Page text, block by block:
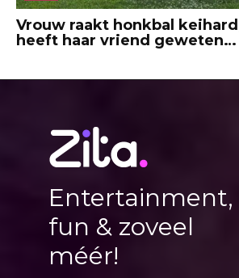
Vrouw raakt honkbal
heeft haar vriend geweten…
Entertainment,
fun & zoveel
méér!